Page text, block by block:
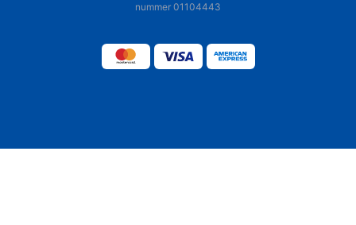
nummer 01104443